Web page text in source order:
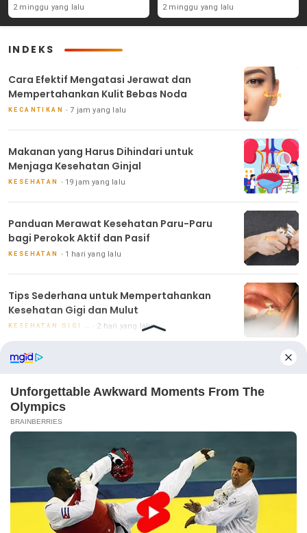
2 minggu yang lalu 2 minggu yang lalu
INDEKS
Cara Efektif Mengatasi Jerawat dan
Mempertahankan Kulit Bebas Noda
KECANTIKAN 7 jam yang lalu
Makanan yang Harus Dihindari untuk
Menjaga Kesehatan Ginjal
KESEHATAN 19 jam yang lalu
Panduan Merawat Kesehatan Paru-Paru
bagi Perokok Aktif dan Pasif
KESEHATAN 1 hari yang lalu
Tips Sederhana untuk Mempertahankan
Kesehatan Gigi dan Mulut
2 hari yang lalu
Handphone Terbaik untuk Anak-Anak: Fitur
TEKNOLOGI ANAK 2 hari yang lalu
VLOGGING
Handphone Terbaik untuk Anak-Anak: Fitur
Keamanan dan Edukasi